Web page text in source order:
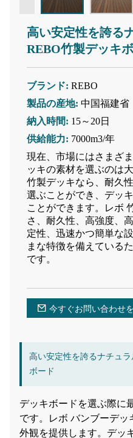
高い安定性を誇る
REBO竹製デッキ
ブランド: REBO
製品の産地: 中国福建省
納入時間: 15～20日
供給能力: 7000m3/年
現在、市場にはさまざ
ッキの素材を選ぶのは
竹製デッキなら、耐久
選ぶことができ、デッ
ことができます。レボ
さ、耐久性、高強度、
定性、迅速かつ簡単な
まな特徴を備えている
です。
今すぐお問い合わせ
高い安定性を誇るナチュ
ボード
デッキボードを選ぶ際に
です。レボ バンブーデ
外観を提供します。デッ